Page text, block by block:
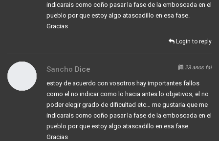
indicarais como coño pasar la fase de la emboscada en el
pueblo por que estoy algo atascadillo en esa fase.
Gracias
Login to reply
Sancho Dice 23 anos fai
estoy de acuerdo con vosotros hay importantes fallos
como el no indicar como lo hacia antes lo objetivos, el no
poder elegir grado de dificultad etc… me gustaria que me
indicarais como coño pasar la fase de la emboscada en el
pueblo por que estoy algo atascadillo en esa fase.
Gracias